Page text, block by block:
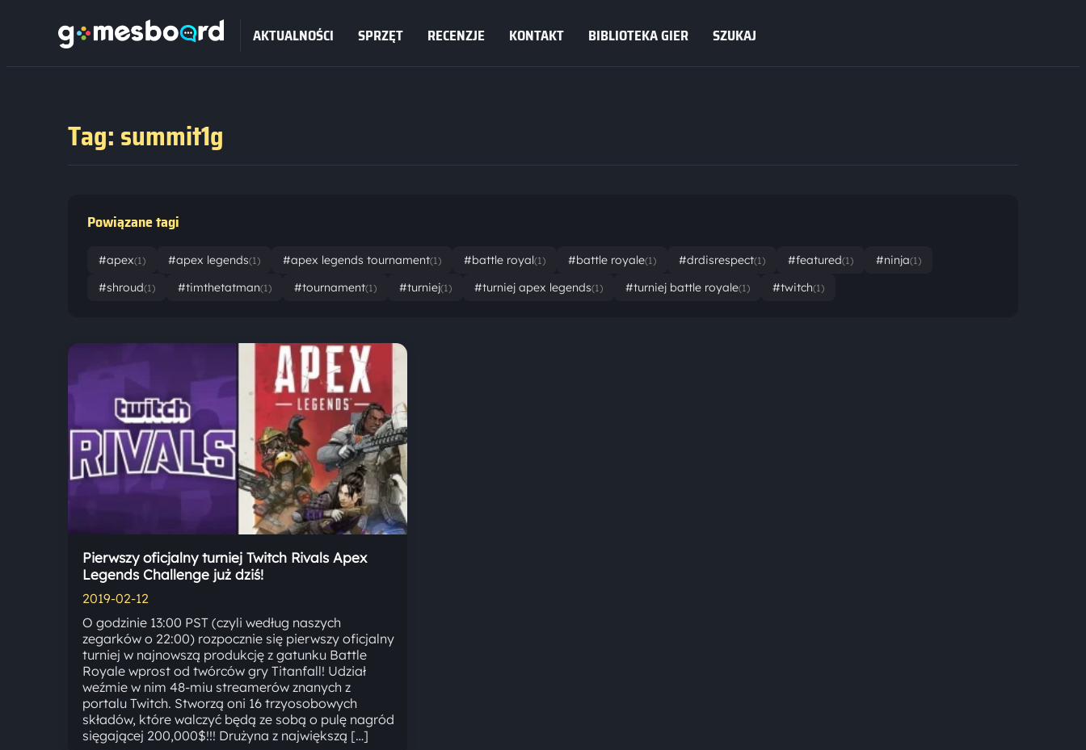
AKTUALNOŚCI SPRZĘT RECENZJE KONTAKT BIBLIOTEKA GIER SZUKAJ
Tag: summit1g
Powiązane tagi
#apex(1) #apex legends(1) #apex legends tournament(1) #battle royal(1) #battle royale(1) #drdisrespect(1) #featured(1) #ninja(1)
#shroud(1) #timthetatman(1) #tournament(1) #turniej(1) #turniej apex legends(1) #turniej battle royale(1) #twitch(1)
Pierwszy oficjalny turniej Twitch Rivals Apex
Legends Challenge już dziś!
2019-02-12
O godzinie 13:00 PST (czyli według naszych
zegarków o 22:00) rozpocznie się pierwszy oficjalny
turniej w najnowszą produkcję z gatunku Battle
Royale wprost od twórców gry Titanfall! Udział
weźmie w nim 48-miu streamerów znanych z
portalu Twitch. Stworzą oni 16 trzyosobowych
składów, które walczyć będą ze sobą o pulę nagród
sięgającej 200,000$!!! Drużyna z największą […]